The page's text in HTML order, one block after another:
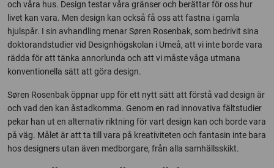
och våra hus. Design testar våra gränser och berättar för oss hur
livet kan vara. Men design kan också få oss att fastna i gamla
hjulspår. I sin avhandling menar Søren Rosenbak, som bedrivit sina
doktorandstudier vid Designhögskolan i Umeå, att vi inte borde vara
rädda för att tänka annorlunda och att vi måste våga utmana
konventionella sätt att göra design.
Søren Rosenbak öppnar upp för ett nytt sätt att förstå vad design är
och vad den kan åstadkomma. Genom en rad innovativa fältstudier
pekar han ut en alternativ riktning för vart design kan och borde vara
på väg. Målet är att ta till vara på kreativiteten och fantasin inte bara
hos designers utan även medborgare, från alla samhällsskikt.